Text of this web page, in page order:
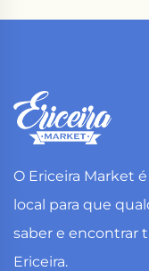
O Ericeira Market
local para que
saber e encontrar
Ericeira.